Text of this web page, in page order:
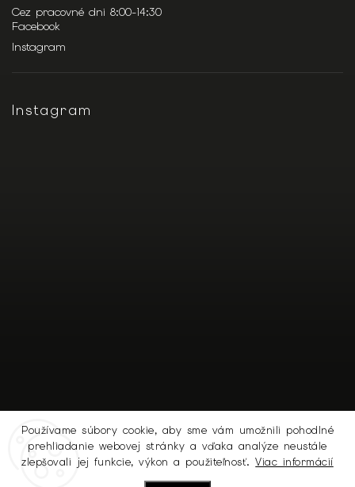
Používame súbory cookie, aby sme vám umožnili pohodlné
prehliadanie webovej stránky a vďaka analýze neustále
zlepšovali jej funkcie, výkon a použiteľnosť.Viac informácií
Cez pracovné dni 8:00-14:30
Facebook
Instagram
Instagram
Sledovať na Instagrame